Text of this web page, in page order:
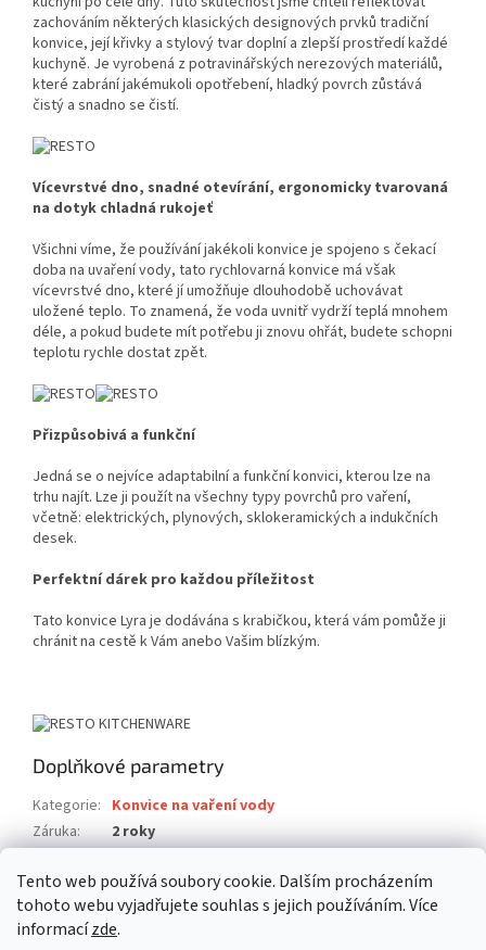
Tento web používá soubory cookie. Dalším procházením
tohoto webu vyjadřujete souhlas s jejich používáním. Více
informacízde.
zachováním některých klasických designových prvků tradiční
konvice, její křivky a stylový tvar doplní a zlepší prostředí každé
kuchyně. Je vyrobená z potravinářských nerezových materiálů,
které zabrání jakémukoli opotřebení, hladký povrch zůstává
čistý a snadno se čistí.
Vícevrstvé dno, snadné otevírání, ergonomicky tvarovaná
na dotyk chladná rukojeť
Všichni víme, že používání jakékoli konvice je spojeno s čekací
doba na uvaření vody, tato rychlovarná konvice má však
vícevrstvé dno, které jí umožňuje dlouhodobě uchovávat
uložené teplo. To znamená, že voda uvnitř vydrží teplá mnohem
déle, a pokud budete mít potřebu ji znovu ohřát, budete schopni
teplotu rychle dostat zpět.
Přizpůsobivá a funkční
Jedná se o nejvíce adaptabilní a funkční konvici, kterou lze na
trhu najít. Lze ji použít na všechny typy povrchů pro vaření,
včetně: elektrických, plynových, sklokeramických a indukčních
desek.
Perfektní dárek pro každou příležitost
Tato konvice Lyra je dodávána s krabičkou, která vám pomůže ji
chránit na cestě k Vám anebo Vašim blízkým.
Doplňkové parametry
Kategorie: Konvice na vaření vody
Záruka:
2 roky
EAN: 4260403577301